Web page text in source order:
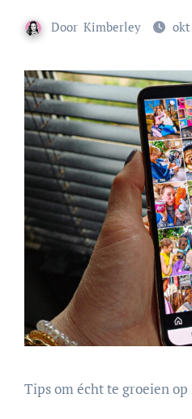
Door Kimberley okt
Tips om écht te groeien